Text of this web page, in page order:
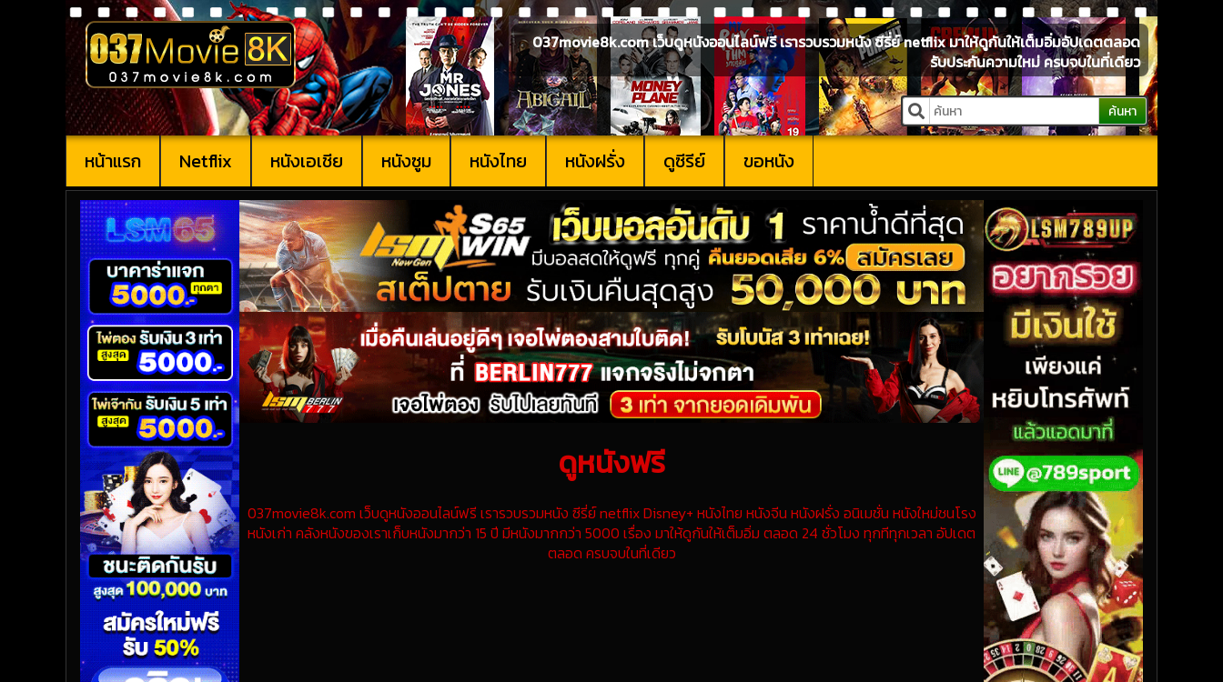
037movie8k.com เว็บดูหนังออนไลน์ฟรี เรารวบรวมหนัง ซีรี่ย์ netflix มาให้ดูกันให้เต็มอิ่มอัปเดตตลอด
รับประกันความใหม่ ครบจบในที่เดียว
ค้นหา
หน้าแรก Netflix หนังเอเชีย หนังซูม หนังไทย หนังฝรั่ง ดูซีรีย์ ขอหนัง
ดูหนังฟรี
037movie8k.com เว็บดูหนังออนไลน์ฟรี เรารวบรวมหนัง ซีรี่ย์ netflix Disney+ หนังไทย หนังจีน หนังฝรั่ง อนิเมชั่น หนังใหม่ชนโรง
หนังเก่า คลังหนังของเราเก็บหนังมากว่า 15 ปี มีหนังมากกว่า 5000 เรื่อง มาให้ดูกันให้เต็มอิ่ม ตลอด 24 ชั่วโมง ทุกทีทุกเวลา อัปเดต
ตลอด ครบจบในที่เดียว